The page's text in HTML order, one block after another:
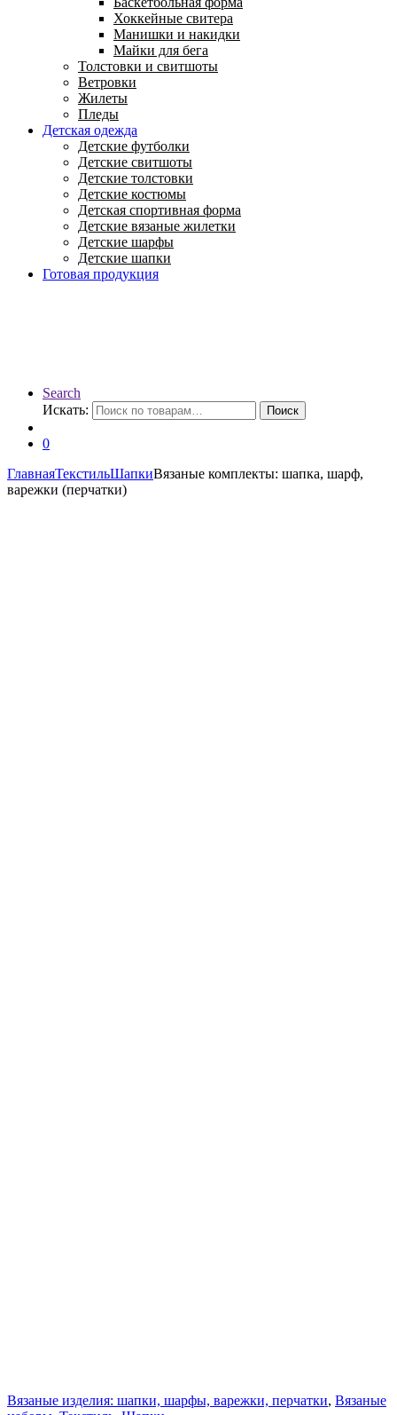
Хоккейные свитера
Манишки и накидки
Майки для бега
Толстовки и свитшоты
Ветровки
Жилеты
Пледы
Детская одежда
Детские футболки
Детские свитшоты
Детские толстовки
Детские костюмы
Детская спортивная форма
Детские вязаные жилетки
Детские шарфы
Детские шапки
Готовая продукция
Search
Искать:
Поиск
0
ГлавнаяТекстильШапкиВязаные комплекты: шапка, шарф,
варежки (перчатки)
Вязаные изделия: шапки, шарфы, варежки, перчатки, Вязаные